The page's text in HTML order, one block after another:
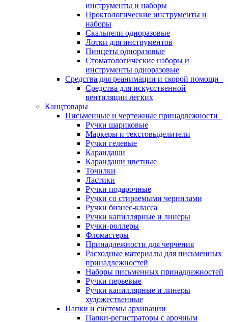
инструменты и наборы
Проктологические инструменты и
наборы
Скальпели одноразовые
Лотки для инструментов
Пинцеты одноразовые
Стоматологические наборы и
инструменты одноразовые
Средства для реанимации и скорой помощи
Средства для искусственной
вентиляции легких
Канцтовары
Письменные и чертежные принадлежности
Ручки шариковые
Маркеры и текстовыделители
Ручки гелевые
Карандаши
Карандаши цветные
Точилки
Ластики
Ручки подарочные
Ручки со стираемыми чернилами
Ручки бизнес-класса
Ручки капиллярные и линеры
Ручки-роллеры
Фломастеры
Принадлежности для черчения
Расходные материалы для письменных
принадлежностей
Наборы письменных принадлежностей
Ручки перьевые
Ручки капиллярные и линеры
художественные
Папки и системы архивации
Папки-регистраторы с арочным